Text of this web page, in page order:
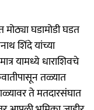
मोठ्या घडामोडी घडत
शिंदे यांच्या
यामध्ये धाराशिवचे
तळ्यात
ते मतदारसंघात